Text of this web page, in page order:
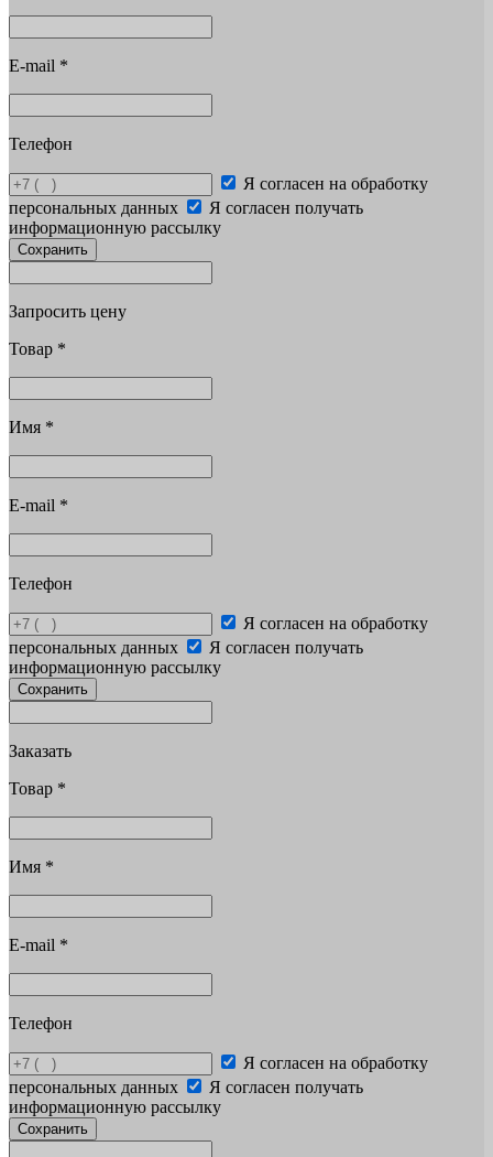
E-mail *
Телефон
Я согласен на обработку
персональных данных
Я согласен получать
информационную рассылку
Сохранить
Запросить цену
Товар *
Имя *
E-mail *
Телефон
Я согласен на обработку
персональных данных
Я согласен получать
информационную рассылку
Сохранить
Заказать
Товар *
Имя *
E-mail *
Телефон
Я согласен на обработку
персональных данных
Я согласен получать
информационную рассылку
Сохранить